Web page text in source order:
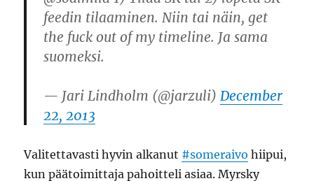
feedin tilaaminen. Niin tai näin, get
the fuck out of my timeline. Ja sama
suomeksi.
— Jari Lindholm (@jarzuli)December
22, 2013
Valitettavasti hyvin alkanut #someraivo hiipui,
kun päätoimittaja pahoitteli asiaa. Myrsky